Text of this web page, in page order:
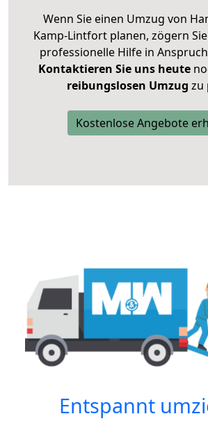
Wenn Sie einen Umzug von
Kamp-Lintfort planen, zögern
professionelle Hilfe in
Kontaktieren Sie uns heute
reibungslosen Umzug zu
Kostenlose Angebote
Entspannt